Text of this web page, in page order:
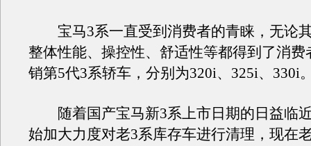
宝马3系一直受到消费者的青睐，无论
整体性能、操控性、舒适性等都得到了消费
销第5代3系轿车，分别为320i、325i、330i
随着国产宝马新3系上市日期的日益临
始加大力度对老3系库存车进行清理，现在